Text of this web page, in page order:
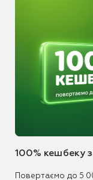
100% кешбеку
Повертаємо до 5